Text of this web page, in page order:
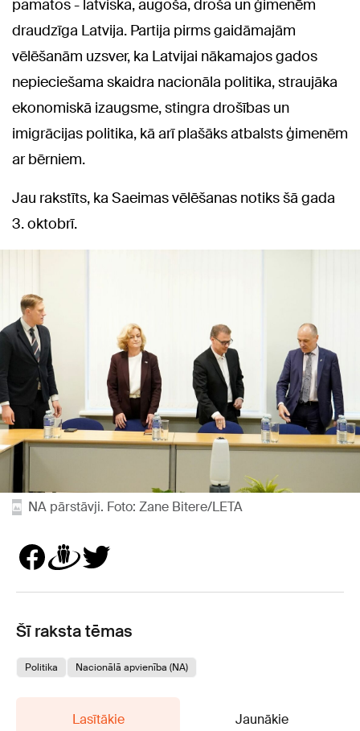
pamatos - latviska, augoša, droša un ģimenēm
draudzīga Latvija. Partija pirms gaidāmajām
vēlēšanām uzsver, ka Latvijai nākamajos gados
nepieciešama skaidra nacionāla politika, straujāka
ekonomiskā izaugsme, stingra drošības un
imigrācijas politika, kā arī plašāks atbalsts ģimenēm
ar bērniem.
Jau rakstīts, ka Saeimas vēlēšanas notiks šā gada
3. oktobrī.
NA pārstāvji. Foto: Zane Bitere/LETA
Šī raksta tēmas
Politika Nacionālā apvienība (NA)
Lasītākie Jaunākie